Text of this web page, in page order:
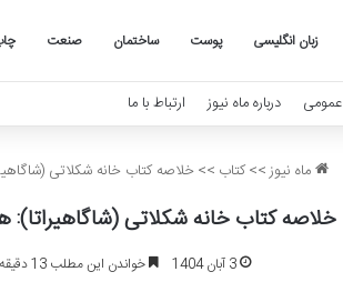
زبان انگلیسی پوست ساختمان صنعت
عمومی درباره ماه نیوز ارتباط با ما
ماه نیوز>>کتاب >>خلاصه کتاب خانه شکلاتی
خلاصه کتاب خانه شکلاتی (شاگاهیراتا):
3 آبان 1404 خواندن این مطلب 13 دقیقه زمان میبرد